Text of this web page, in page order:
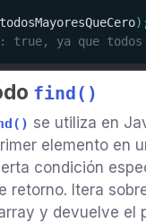
todosMayoresQueCero) ;
true, ya que todos
find()
se utiliza en
elemento en
condición
retorno. Itera
y devuelve el